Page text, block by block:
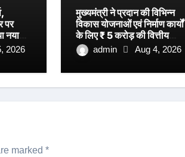
पर
नया
2026
मुख्यमंत्री ने प्रदान की विभिन्न
विकास योजनाओं एवं निर्माण कार्यों
के लिए ₹ 5 करोड़ की वित्तीय
स्वीकृति।
admin Aug 4, 2026
marked *